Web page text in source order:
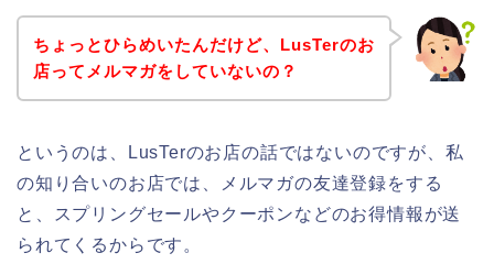
ちょっとひらめいたんだけど、LusTerのお
店ってメルマガをしていないの？
というのは、LusTerのお店の話ではないのですが、私
の知り合いのお店では、メルマガの友達登録をする
と、スプリングセールやクーポンなどのお得情報が送
られてくるからです。